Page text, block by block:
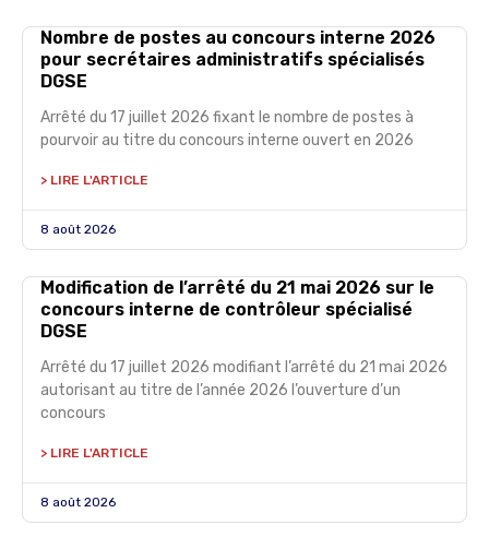
Nombre de postes au concours interne 2026
pour secrétaires administratifs spécialisés
DGSE
Arrêté du 17 juillet 2026 fixant le nombre de postes à
pourvoir au titre du concours interne ouvert en 2026
> LIRE L'ARTICLE
8 août 2026
Modification de l’arrêté du 21 mai 2026 sur le
concours interne de contrôleur spécialisé
DGSE
Arrêté du 17 juillet 2026 modifiant l’arrêté du 21 mai 2026
autorisant au titre de l’année 2026 l’ouverture d’un
concours
> LIRE L'ARTICLE
8 août 2026